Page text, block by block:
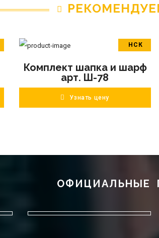
НСК
ПОДРОБНЕЕ
Комплект шапка и шарф
арт. Ш-78
Узнать цену
ОФИЦИАЛЬНЫЕ